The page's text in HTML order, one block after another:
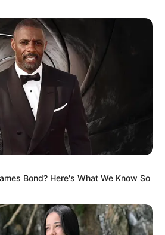
Bond? Here's What We Know So